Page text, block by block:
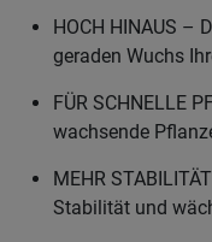
HOCH HINAUS –
geraden Wuchs
FÜR SCHNELLE
wachsende
MEHR
Stabilität und